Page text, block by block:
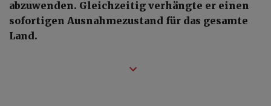
abzuwenden. Gleichzeitig verhängte er einen
sofortigen Ausnahmezustand für das gesamte
Land.